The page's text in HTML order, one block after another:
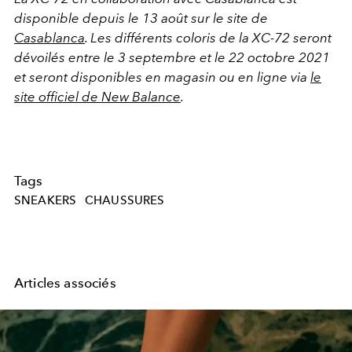
disponible depuis le 13 août sur le site de
Casablanca. Les différents coloris de la XC-72 seront
dévoilés entre le 3 septembre et le 22 octobre 2021
et seront disponibles en magasin ou en ligne via le
site officiel de New Balance.
Tags
SNEAKERS CHAUSSURES
Articles associés